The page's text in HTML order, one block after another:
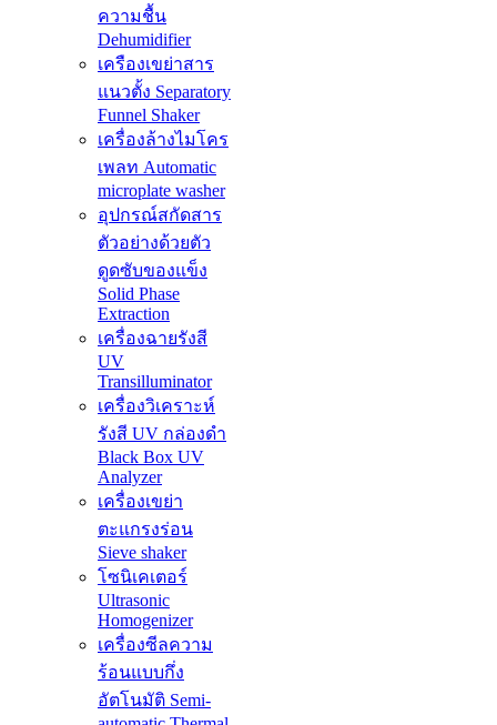
ความชื้น
Dehumidifier
เครืองเขย่าสาร
แนวตั้ง Separatory
Funnel Shaker
เครื่องล้างไมโคร
เพลท Automatic
microplate washer
อุปกรณ์สกัดสาร
ตัวอย่างด้วยตัว
ดูดซับของแข็ง
Solid Phase
Extraction
เครื่องฉายรังสี
UV
Transilluminator
เครื่องวิเคราะห์
รังสี UV กล่องดำ
Black Box UV
Analyzer
เครื่องเขย่า
ตะแกรงร่อน
Sieve shaker
โซนิเคเตอร์
Ultrasonic
Homogenizer
เครื่องซีลความ
ร้อนแบบกึ่ง
อัตโนมัติ Semi-